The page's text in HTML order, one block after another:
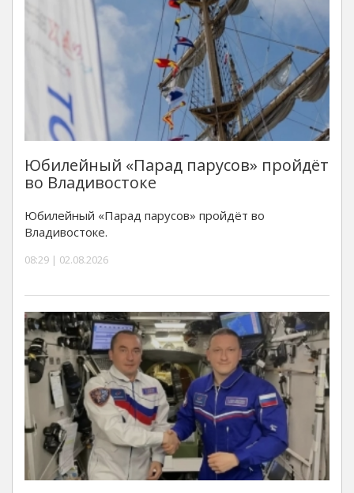
Юбилейный «Парад парусов» пройдёт
во Владивостоке
Юбилейный «Парад парусов» пройдёт во
Владивостоке.
08:29 | 02.08.2026